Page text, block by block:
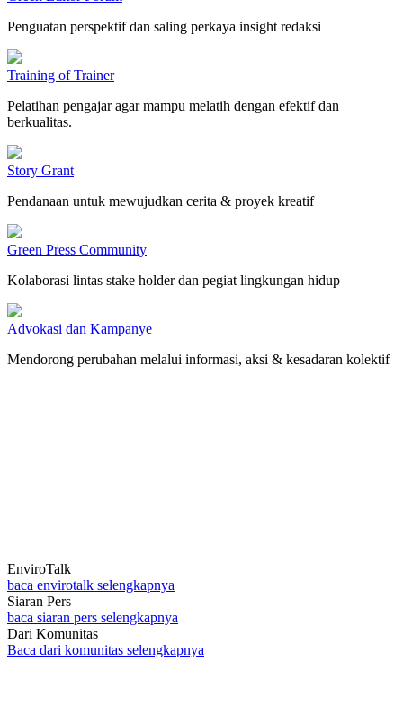
Penguatan perspektif dan saling perkaya insight redaksi
Training of Trainer
Pelatihan pengajar agar mampu melatih dengan efektif dan
berkualitas.
Story Grant
Pendanaan untuk mewujudkan cerita & proyek kreatif
Green Press Community
Kolaborasi lintas stake holder dan pegiat lingkungan hidup
Advokasi dan Kampanye
Mendorong perubahan melalui informasi, aksi & kesadaran kolektif
EnviroTalk
baca envirotalk selengkapnya
Siaran Pers
baca siaran pers selengkapnya
Dari Komunitas
Baca dari komunitas selengkapnya